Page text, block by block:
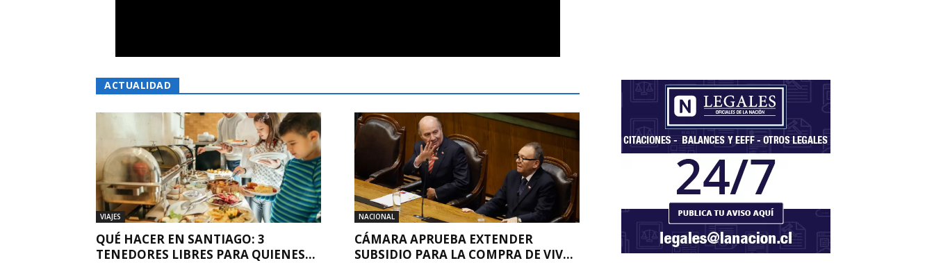
ACTUALIDAD
VIAJES
QUÉ HACER EN SANTIAGO: 3
TENEDORES LIBRES PARA QUIENES...
NACIONAL
CÁMARA APRUEBA EXTENDER
SUBSIDIO PARA LA COMPRA DE VIV...